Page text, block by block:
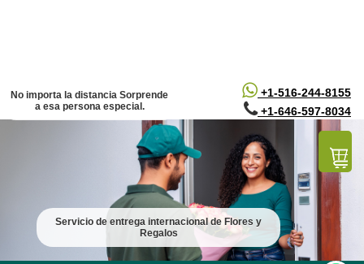
+1-516-244-8155
+1-646-597-8034
No importa la distancia Sorprende
a esa persona especial.
Servicio de entrega internacional de Flores y
Regalos